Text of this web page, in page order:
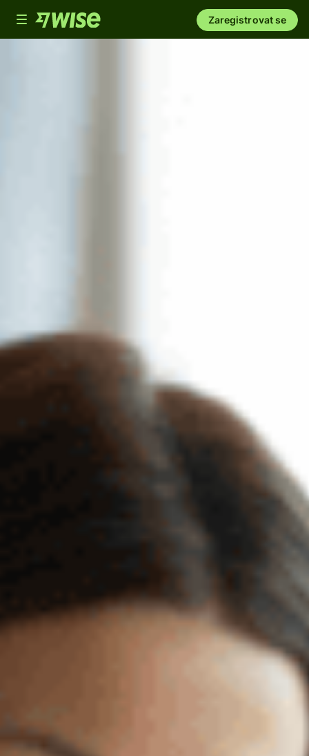
Toggle
navigation
Zaregistrovat se